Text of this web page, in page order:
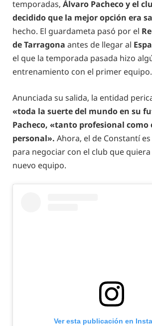
temporadas, Álvaro Pacheco y el
decidido que la mejor opción era
hecho. El guardameta pasó por el
de Tarragona antes de llegar al
el que la temporada pasada hizo
entrenamiento con el primer equipo.
Anunciada su salida, la entidad
«toda la suerte del mundo en su
Pacheco, «tanto profesional como
personal». Ahora, el de Constantí
para negociar con el club que
nuevo equipo.
Ver esta publicación en